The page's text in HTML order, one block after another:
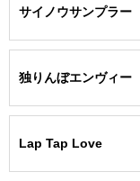
サイノウサンプラー
独りんぼエンヴィー
Lap Tap Love